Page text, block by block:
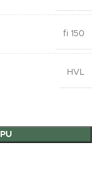
fi 150
HVL